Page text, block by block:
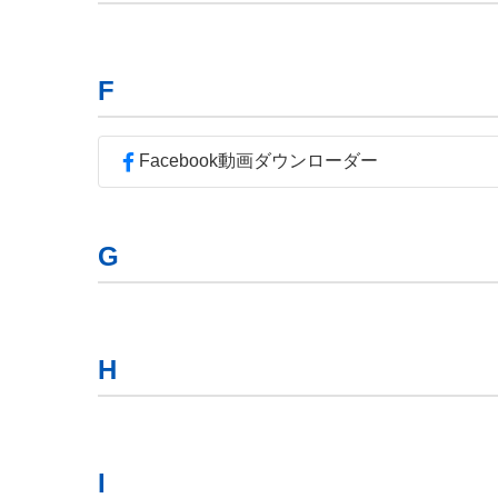
F
Facebook動画ダウンローダー
G
H
I